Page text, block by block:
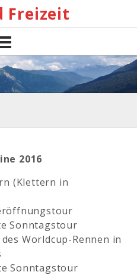
Freizeit
2016
(Klettern in
Rennen in